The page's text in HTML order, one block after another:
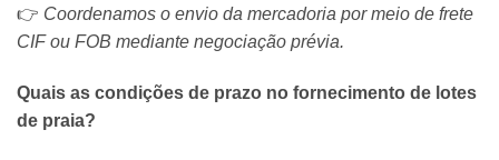
👉 Coordenamos o envio da mercadoria por meio de frete
CIF ou FOB mediante negociação prévia.
Quais as condições de prazo no fornecimento de lotes
de praia?